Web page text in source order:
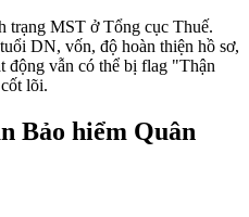
trạng MST ở Tổng cục Thuế.
DN, vốn, độ hoàn thiện hồ sơ,
vẫn có thể bị flag "Thận
lõi.
Bảo hiểm Quân